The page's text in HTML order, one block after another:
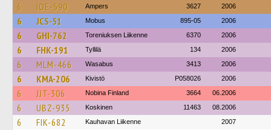
6 IOE-590 Ampers 3627 2006
6 JCS-51 Mobus 895-05 2006
6 GHI-762 Toreniuksen Liikenne 6370 2006
6 FHK-191 Tyllilä 134 2006
6 MLM-466 Wasabus 3413 2006
6 KMA-206 Kivistö P058026 2006
6 JJT-306 Nobina Finland 3664 06.2006
6 UBZ-935 Koskinen 11463 08.2006
6 FIK-682 Kauhavan Liikenne 2007